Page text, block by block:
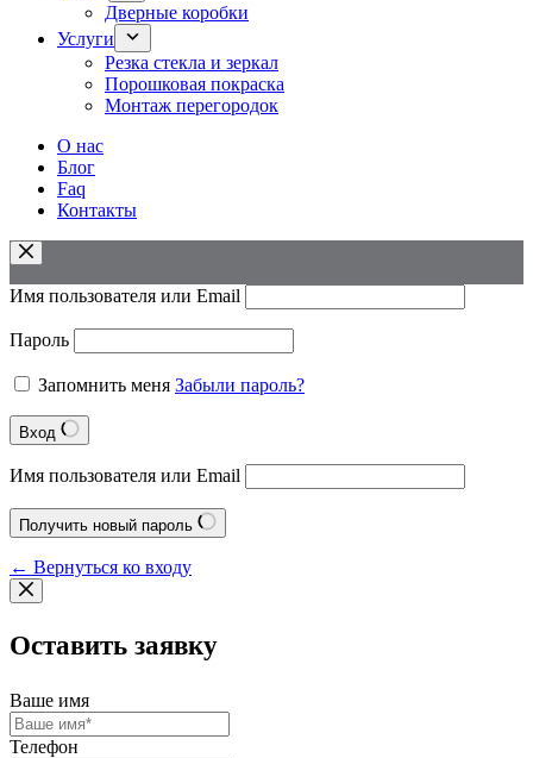
Дверные коробки
Услуги
Резка стекла и зеркал
Порошковая покраска
Монтаж перегородок
О нас
Блог
Faq
Контакты
Имя пользователя или Email
Пароль
Запомнить меня Забыли пароль?
Вход
Имя пользователя или Email
Получить новый пароль
← Вернуться ко входу
Оставить заявку
Ваше имя
Телефон